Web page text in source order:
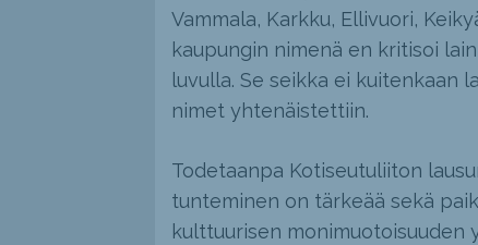
Vammala, Karkku, Ellivuori,
kaupungin nimenä en kritisoi
luvulla. Se seikka ei kuitenkaan
nimet yhtenäistettiin.
Todetaanpa Kotiseutuliiton
tunteminen on tärkeää sekä
kulttuurisen monimuotoisuuden